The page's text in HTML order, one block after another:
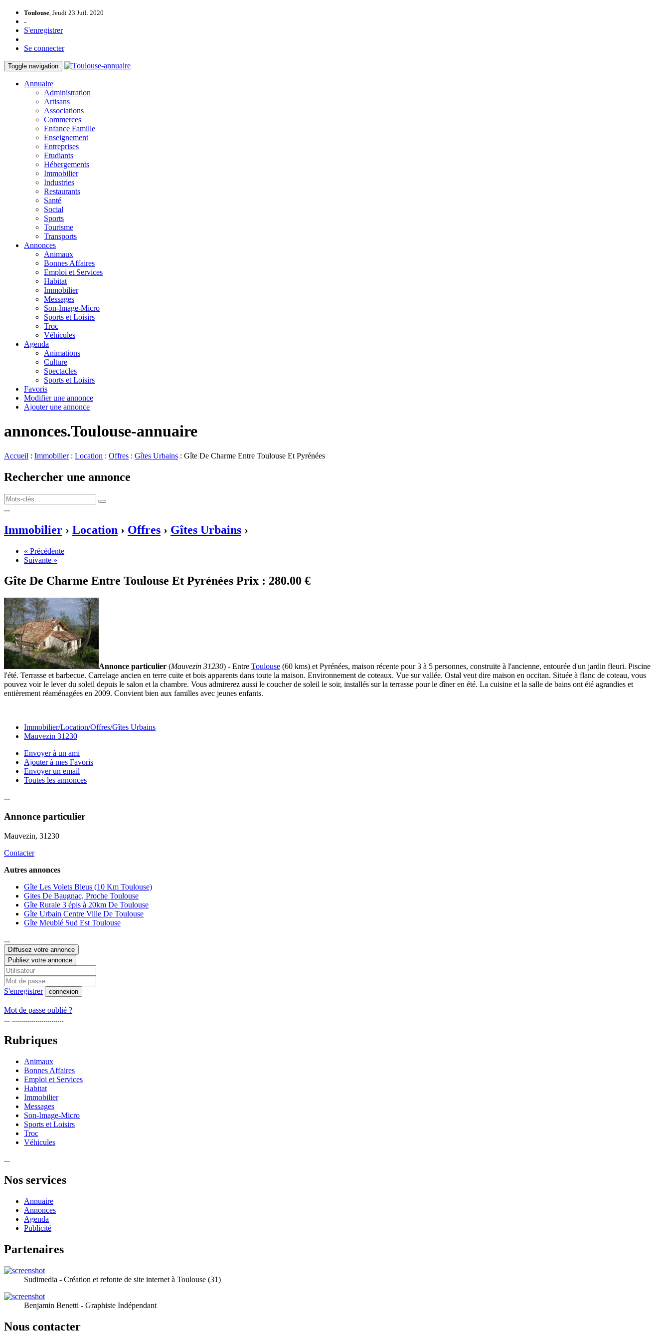
Toulouse, Jeudi 23 Juil. 2020
-
S'enregistrer
Se connecter
Toggle navigation
Annuaire
Administration
Artisans
Associations
Commerces
Enfance Famille
Enseignement
Entreprises
Etudiants
Hébergements
Immobilier
Industries
Restaurants
Santé
Social
Sports
Tourisme
Transports
Annonces
Animaux
Bonnes Affaires
Emploi et Services
Habitat
Immobilier
Messages
Son-Image-Micro
Sports et Loisirs
Troc
Véhicules
Agenda
Animations
Culture
Spectacles
Sports et Loisirs
Favoris
Modifier une annonce
Ajouter une annonce
annonces.Toulouse-annuaire
Accueil : Immobilier: Location : Offres : Gîtes Urbains : Gîte De Charme Entre Toulouse Et Pyrénées
Rechercher une annonce
...
Immobilier › Location › Offres › Gîtes Urbains ›
« Précédente
Suivante »
Gîte De Charme Entre Toulouse Et Pyrénées Prix : 280.00 €
Annonce particulier (Mauvezin 31230) - Entre Toulouse (60 kms) et Pyrénées, maison récente pour 3 à 5 personnes, construite à l'ancienne, entourée d'un jardin fleuri. Piscine
l'été. Terrasse et barbecue. Carrelage ancien en terre cuite et bois apparents dans toute la maison. Environnement de coteaux. Vue sur vallée. Ostal veut dire maison en occitan. Située à flanc de coteau, vous
pouvez voir le lever du soleil depuis le salon et la chambre. Vous admirerez aussi le coucher de soleil le soir, installés sur la terrasse pour le dîner en été. La cuisine et la salle de bains ont été agrandies et
entièrement réaménagées en 2009. Convient bien aux familles avec jeunes enfants.
Immobilier/Location/Offres/Gîtes Urbains
Mauvezin 31230
Envoyer à un ami
Ajouter à mes Favoris
Envoyer un email
Toutes les annonces
...
Annonce particulier
Mauvezin, 31230
Contacter
Autres annonces
Gîte Les Volets Bleus (10 Km Toulouse)
Gites De Baugnac, Proche Toulouse
Gîte Rurale 3 épis à 20km De Toulouse
Gîte Urbain Centre Ville De Toulouse
Gîte Meublé Sud Est Toulouse
...
Diffusez votre annonce
Publiez votre annonce
S'enregistrer connexion
Mot de passe oublié ?
... ..........................
Rubriques
Animaux
Bonnes Affaires
Emploi et Services
Habitat
Immobilier
Messages
Son-Image-Micro
Sports et Loisirs
Troc
Véhicules
...
Nos services
Annuaire
Annonces
Agenda
Publicité
Partenaires
Sudimedia - Création et refonte de site internet à Toulouse (31)
Benjamin Benetti - Graphiste Indépendant
Nous contacter